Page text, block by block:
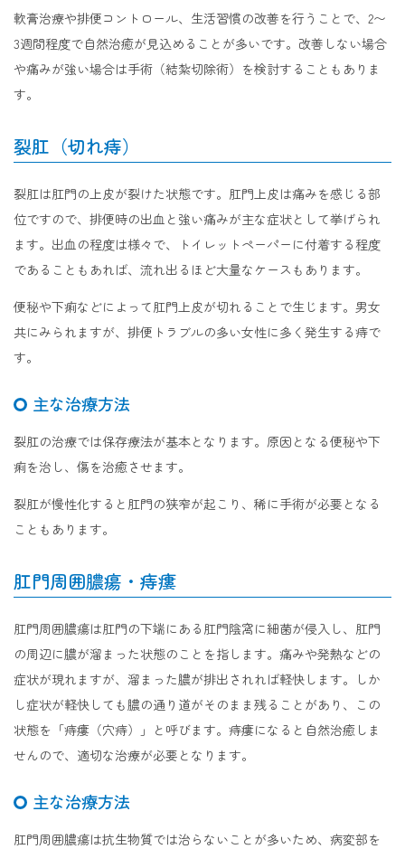
軟膏治療や排便コントロール、生活習慣の改善を行うことで、2〜
3週間程度で自然治癒が見込めることが多いです。改善しない場合
や痛みが強い場合は手術（結紮切除術）を検討することもありま
す。
裂肛（切れ痔）
裂肛は肛門の上皮が裂けた状態です。肛門上皮は痛みを感じる部
位ですので、排便時の出血と強い痛みが主な症状として挙げられ
ます。出血の程度は様々で、トイレットペーパーに付着する程度
であることもあれば、流れ出るほど大量なケースもあります。
便秘や下痢などによって肛門上皮が切れることで生じます。男女
共にみられますが、排便トラブルの多い女性に多く発生する痔で
す。
主な治療方法
裂肛の治療では保存療法が基本となります。原因となる便秘や下
痢を治し、傷を治癒させます。
裂肛が慢性化すると肛門の狭窄が起こり、稀に手術が必要となる
こともあります。
肛門周囲膿瘍・痔瘻
肛門周囲膿瘍は肛門の下端にある肛門陰窩に細菌が侵入し、肛門
の周辺に膿が溜まった状態のことを指します。痛みや発熱などの
症状が現れますが、溜まった膿が排出されれば軽快します。しか
し症状が軽快しても膿の通り道がそのまま残ることがあり、この
状態を「痔瘻（穴痔）」と呼びます。痔瘻になると自然治癒しま
せんので、適切な治療が必要となります。
主な治療方法
肛門周囲膿瘍は抗生物質では治らないことが多いため、病変部を